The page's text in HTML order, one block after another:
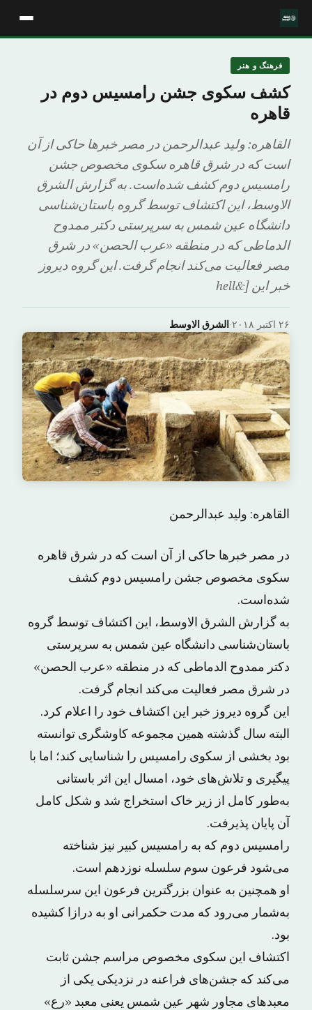
فرهنگ و هنر
کشف سکوی جشن رامسیس دوم در
قاهره
القاهره: ولید عبدالرحمن در مصر خبرها حاکی از آن
است که در شرق قاهره سکوی مخصوص جشن
رامسیس دوم کشف شده‌است. به گزارش الشرق
الاوسط، این اکتشاف توسط گروه باستان‌شناسی
دانشگاه عین شمس به سرپرستی دکتر ممدوح
الدماطی که در منطقه «عرب الحصن» در شرق
مصر فعالیت می‌کند انجام گرفت. این گروه دیروز
خبر این [&hell
الشرق الاوسط· ۲۶ اکتبر ۲۰۱۸
القاهره: ولید عبدالرحمن
در مصر خبرها حاکی از آن است که در شرق قاهره
سکوی مخصوص جشن رامسیس دوم کشف
شده‌است.
به گزارش الشرق الاوسط، این اکتشاف توسط گروه
باستان‌شناسی دانشگاه عین شمس به سرپرستی
دکتر ممدوح الدماطی که در منطقه «عرب الحصن»
در شرق مصر فعالیت می‌کند انجام گرفت.
این گروه دیروز خبر این اکتشاف خود را اعلام کرد.
البته سال گذشته همین مجموعه کاوشگری توانسته
بود بخشی از سکوی رامسیس را شناسایی کند؛ اما با
پیگیری و تلاش‌های خود، امسال این اثر باستانی
به‌طور کامل از زیر خاک استخراج شد و شکل کامل
آن پایان پذیرفت.
رامسیس دوم که به رامسیس کبیر نیز شناخته
می‌شود فرعون سوم سلسله نوزدهم است.
او همچنین به عنوان بزرگترین فرعون این سرسلسله
به‌شمار می‌رود که مدت حکمرانی او به درازا کشیده
بود.
اکتشاف این سکوی مخصوص مراسم جشن ثابت
می‌کند که جشن‌های فراعنه در نزدیکی یکی از
معبدهای مجاور شهر عین شمس یعنی معبد «رع»